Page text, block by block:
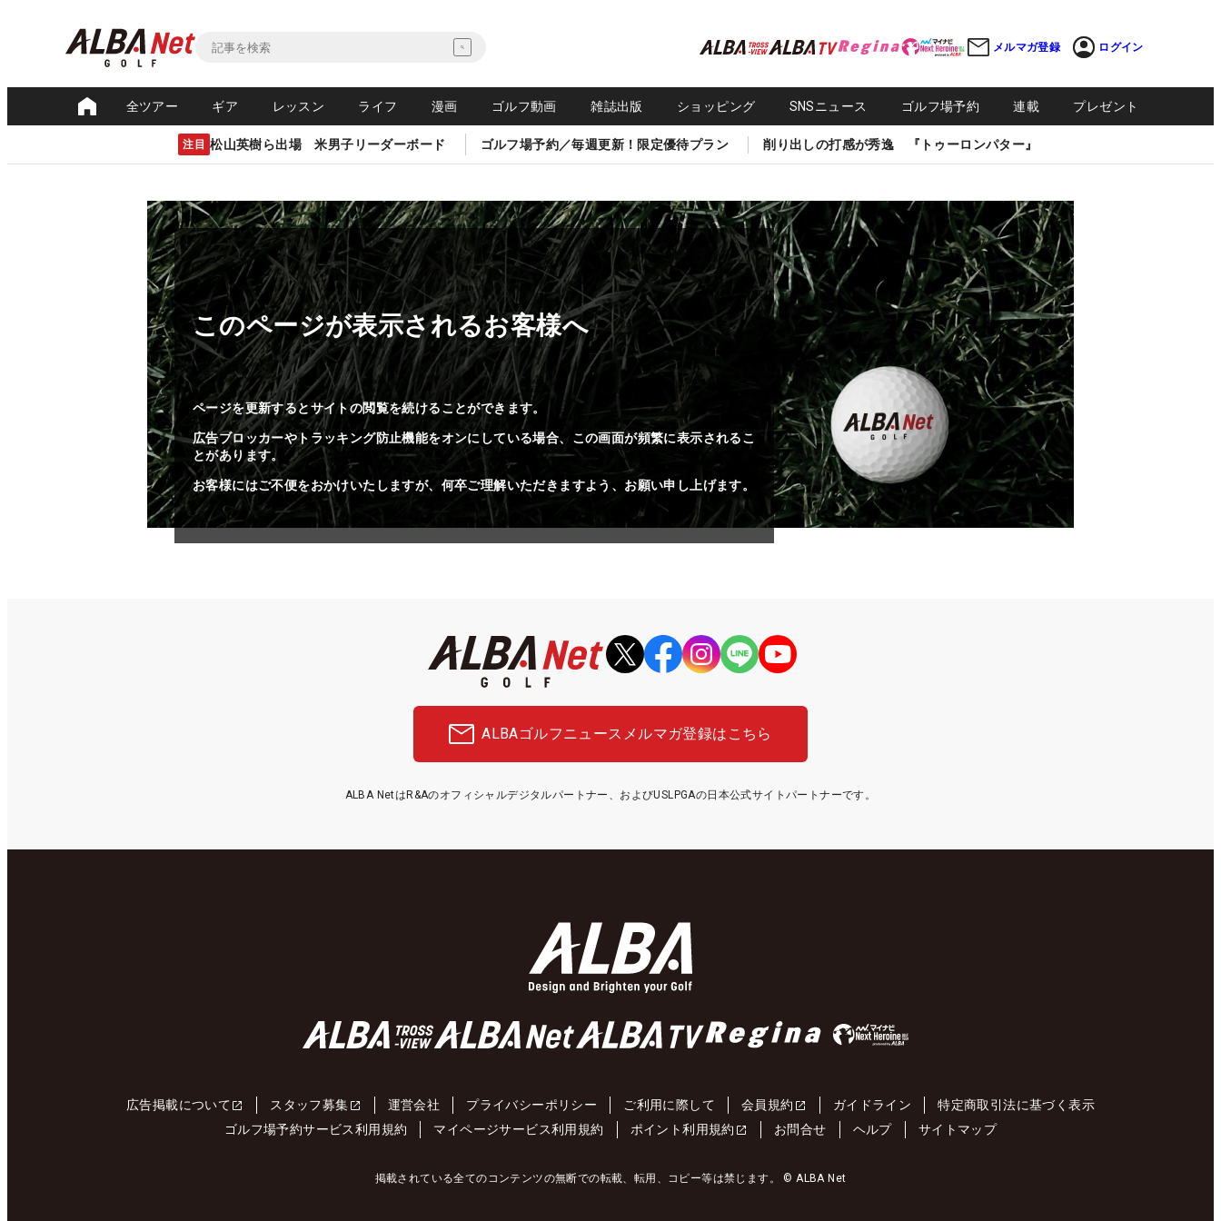
メルマガ登録 ログイン
全ツアー ギア レッスン ライフ 漫画 ゴルフ動画 雑誌出版 ショッピング SNSニュース ゴルフ場予約 連載 プレゼント
注目 松山英樹ら出場 米男子リーダーボード ゴルフ場予約／毎週更新！限定優待プラン 削り出しの打感が秀逸 『トゥーロンパター』
このページが表示されるお客様へ
ページを更新するとサイトの閲覧を続けることができます。
広告ブロッカーやトラッキング防止機能をオンにしている場合、この画面が頻繁に表示されるこ
とがあります。
お客様にはご不便をおかけいたしますが、何卒ご理解いただきますよう、お願い申し上げます。
ALBAゴルフニュース メルマガ登録はこちら
ALBA NetはR&Aのオフィシャルデジタルパートナー、およびUSLPGAの日本公式サイトパートナーです。
広告掲載について スタッフ募集 運営会社 プライバシーポリシー ご利用に際して 会員規約 ガイドライン
特定商取引法に基づく表示
ゴルフ場予約サービス利用規約
マイページサービス利用規約 ポイント利用規約 お問合せ ヘルプ サイトマップ
掲載されている全てのコンテンツの無断での転載、転用、コピー等は禁じます。 © ALBA Net